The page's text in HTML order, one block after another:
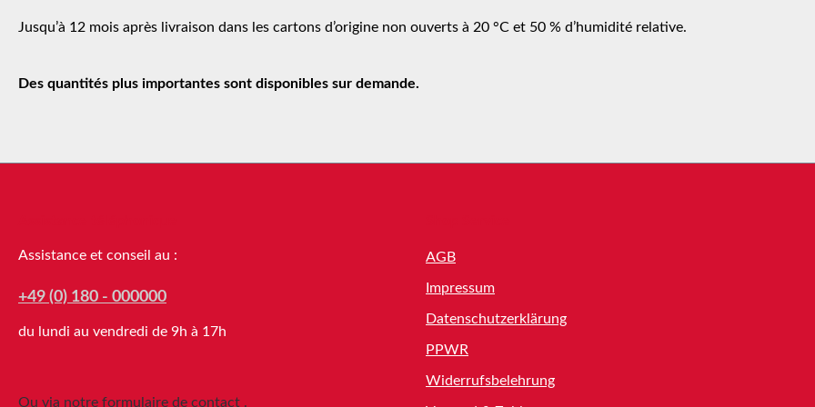
Jusqu’à 12 mois après livraison dans les cartons d’origine non ouverts à 20 °C et 50 % d’humidité relative.
Des quantités plus importantes sont disponibles sur demande.
Assistance et conseil au :
+49 (0) 180 - 000000
du lundi au vendredi de 9h à 17h
Ou via notre formulaire de contact .
AGB
Impressum
Datenschutzerklärung
PPWR
Widerrufsbelehrung